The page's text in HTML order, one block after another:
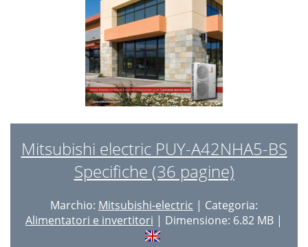
Mitsubishi electric PUY-A42NHA5-BS
Specifiche (36 pagine)
Marchio: Mitsubishi-electric | Categoria:
Alimentatori e invertitori | Dimensione: 6.82 MB |